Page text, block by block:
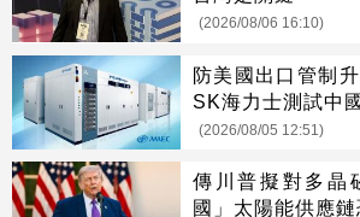
(2026/08/06 16:10)
防美國出口管制
SK海力士測試中
(2026/08/05 12:51)
傳川普擬對多晶
國」太陽能供應